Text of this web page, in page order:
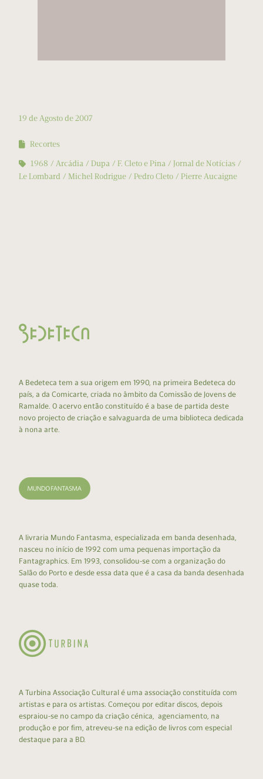
19 de Agosto de 2007
Recortes
1968
Arcádia Dupa F. Cleto e Pina
Jornal de Notícias
Le Lombard
Michel Rodrigue Pedro Cleto Pierre Aucaigne
A Bedeteca tem a sua origem em 1990, na primeira Bedeteca do
país, a da Comicarte, criada no âmbito da Comissão de Jovens de
Ramalde. O acervo então constituído é a base de partida deste
novo projecto de criação e salvaguarda de uma biblioteca dedicada
à nona arte.
A livraria Mundo Fantasma, especializada em banda desenhada,
nasceu no início de 1992 com uma pequenas importação da
Fantagraphics. Em 1993, consolidou-se com a organização do
Salão do Porto e desde essa data que é a casa da banda desenhada
quase toda.
A Turbina Associação Cultural é uma associação constituída com
artistas e para os artistas. Começou por editar discos, depois
espraiou-se no campo da criação cénica, agenciamento, na
produção e por fim, atreveu-se na edição de livros com especial
destaque para a BD.